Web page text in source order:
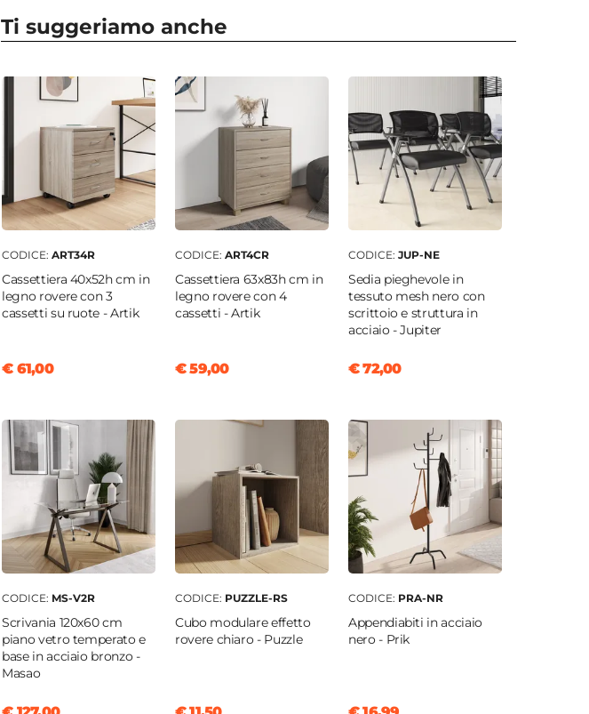
⚲
Ti suggeriamo anche
CODICE: ART34R
Cassettiera 40x52h cm in
legno rovere con 3
cassetti su ruote - Artik
€ 61,00
CODICE: ART4CR
Cassettiera 63x83h cm in
legno rovere con 4
cassetti - Artik
€ 59,00
CODICE: JUP-NE
Sedia pieghevole in
tessuto mesh nero con
scrittoio e struttura in
acciaio - Jupiter
€ 72,00
CODICE: MS-V2R
Scrivania 120x60 cm
piano vetro temperato e
base in acciaio bronzo -
Masao
CODICE: PUZZLE-RS
Cubo modulare effetto
rovere chiaro - Puzzle
CODICE: PRA-NR
Appendiabiti in acciaio
nero - Prik